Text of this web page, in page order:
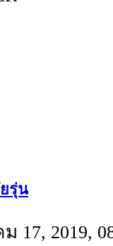
รุ่น
17, 2019,